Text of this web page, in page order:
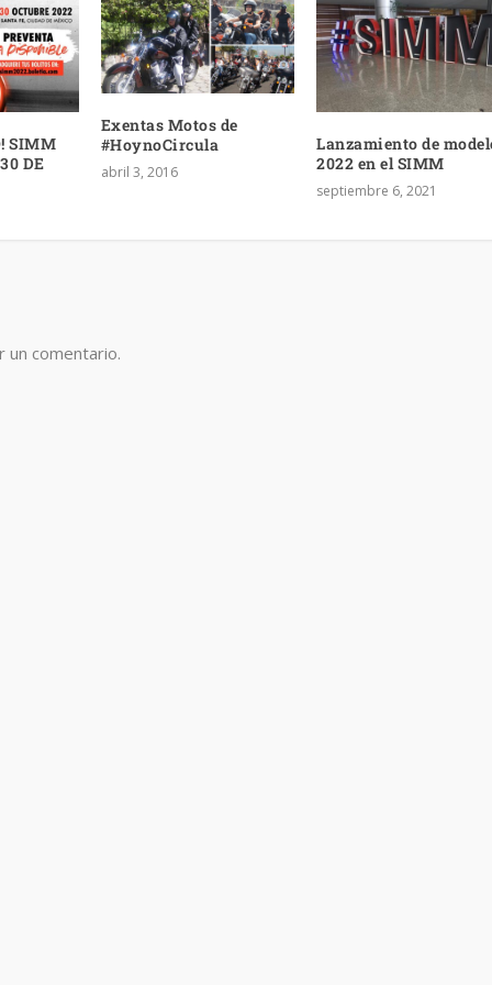
SIMM
DE
Exentas Motos de
#HoynoCircula
abril 3, 2016
Lanzamiento de
2022 en el SIMM
septiembre 6, 2021
un comentario.